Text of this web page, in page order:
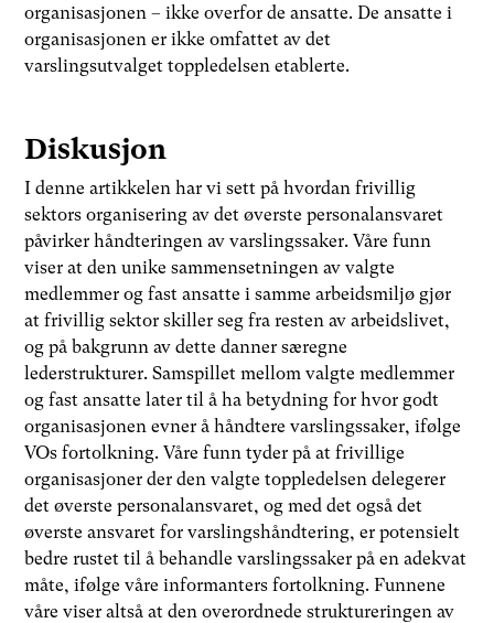
organisasjonen – ikke overfor de ansatte. De ansatte i
organisasjonen er ikke omfattet av det
varslingsutvalget toppledelsen etablerte.
Diskusjon
I denne artikkelen har vi sett på hvordan frivillig
sektors organisering av det øverste personalansvaret
påvirker håndteringen av varslingssaker. Våre funn
viser at den unike sammensetningen av valgte
medlemmer og fast ansatte i samme arbeidsmiljø gjør
at frivillig sektor skiller seg fra resten av arbeidslivet,
og på bakgrunn av dette danner særegne
lederstrukturer. Samspillet mellom valgte medlemmer
og fast ansatte later til å ha betydning for hvor godt
organisasjonen evner å håndtere varslingssaker, ifølge
VOs fortolkning. Våre funn tyder på at frivillige
organisasjoner der den valgte toppledelsen delegerer
det øverste personalansvaret, og med det også det
øverste ansvaret for varslingshåndtering, er potensielt
bedre rustet til å behandle varslingssaker på en adekvat
måte, ifølge våre informanters fortolkning. Funnene
våre viser altså at den overordnede struktureringen av